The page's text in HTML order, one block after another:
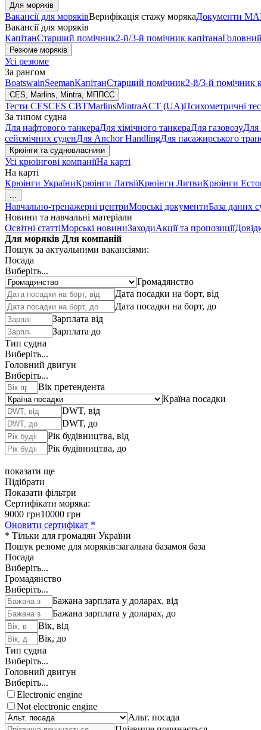
Для моряків
Вакансії для моряківВерифікація стажу морякаДокументи
Вакансії для моряків
КапітанСтарший помічник2-й/3-й помічник капітана
Резюме моряків
Усі резюме
За рангом
BoatswainSeemanКапітанСтарший помічник2-й/3-й помічник
CES, Marlins, Mintra, МППСС
Тести CESCES CBTMarlinsMintraACT (UA)Психометричні
За типом судна
Для нафтового танкераДля хімічного танкераДля газовозуДля
сейсмічних суденДля Anchor HandlingДля пасажирського
Крюінги та судновласники
Усі крюїнгові компаніїНа карті
На карті
Крюінги УкраїниКрюінги ЛатвіїКрюінги ЛитвиКрюінги
...
Навчально-тренажерні центриМорські документиБаза даних
Новини та навчальні матеріали
Освітні статтіМорські новиниЗаходиАкції та пропозиції
Для моряків Для компаній
Пошук за актуальними вакансіями:
Посада
Виберіть...
Громадянство
Дата посадки на борт, від
Дата посадки на борт, до
Зарплата від
Зарплата до
Тип судна
Виберіть...
Головний двигун
Виберіть...
Вік претендента
Країна посадки
DWT, від
DWT, до
Рік будівництва, від
Рік будівництва, до
показати ще
Підібрати
Показати фільтри
Сертифікати моряка:
9000 грн10000 грн
Оновити сертифікат *
* Тільки для громадян України
Пошук резюме для моряків:загальна базамоя база
Посада
Виберіть...
Громадянство
Виберіть...
Бажана зарплата у доларах, від
Бажана зарплата у доларах, до
Вік, від
Вік, до
Тип судна
Виберіть...
Головний двигун
Виберіть...
Electronic engine
Not electronic engine
Альт. посада